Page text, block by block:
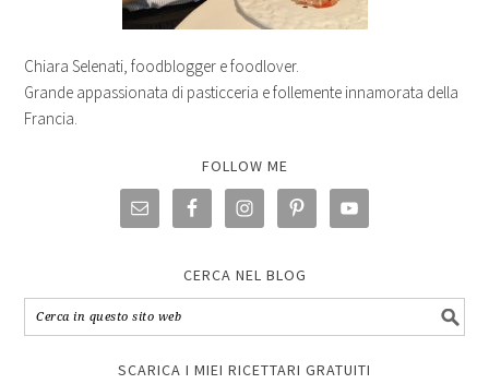
Chiara Selenati, foodblogger e foodlover.
Grande appassionata di pasticceria e follemente innamorata della
Francia.
FOLLOW ME
CERCA NEL BLOG
SCARICA I MIEI RICETTARI GRATUITI